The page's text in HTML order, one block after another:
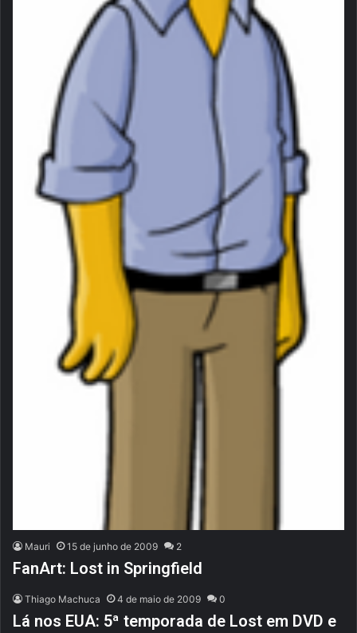
Mauri 15 de junho de 2009 2
FanArt: Lost in Springfield
Thiago Machuca 4 de maio de 2009 0
Lá nos EUA: 5ª temporada de Lost em DVD e